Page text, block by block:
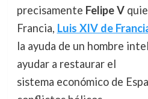
precisamente Felipe V
Francia, Luis XIV de
la ayuda de un hombre
ayudar a restaurar el
sistema económico de